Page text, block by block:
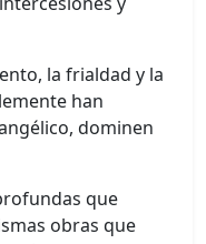
la frialdad y la
han
dominen
que
obras que